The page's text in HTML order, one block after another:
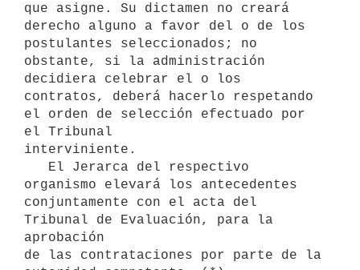
que asigne. Su dictamen no creará
derecho alguno a favor del o de los
postulantes seleccionados; no
obstante, si la administración
decidiera celebrar el o los
contratos, deberá hacerlo respetando
el orden de selección efectuado por
el Tribunal
interviniente.
organismo elevará los antecedentes
conjuntamente con el acta del
Tribunal de Evaluación, para la
aprobación
de las contrataciones por parte de la